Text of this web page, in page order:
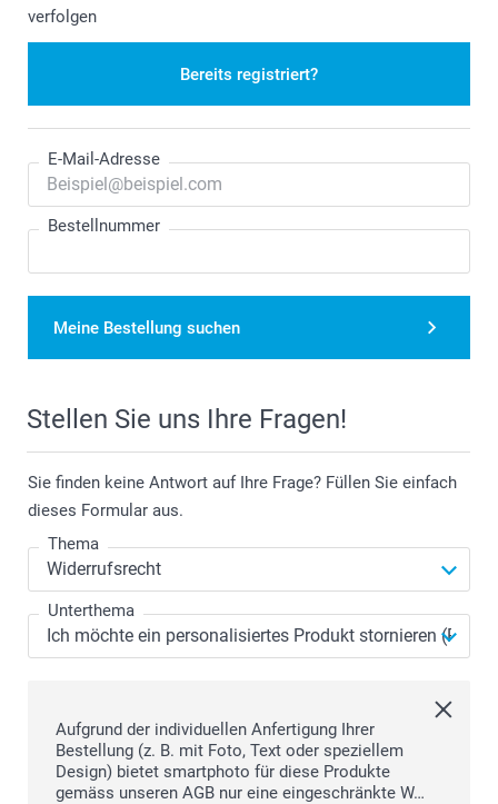
verfolgen
Bereits registriert?
E-Mail-Adresse
Bestellnummer
Meine Bestellung suchen
Stellen Sie uns Ihre Fragen!
Sie finden keine Antwort auf Ihre Frage? Füllen Sie einfach
dieses Formular aus.
Thema
Unterthema
Aufgrund der individuellen Anfertigung Ihrer
Bestellung (z. B. mit Foto, Text oder speziellem
Design) bietet smartphoto für diese Produkte
gemäss unseren AGB nur eine eingeschränkte W…